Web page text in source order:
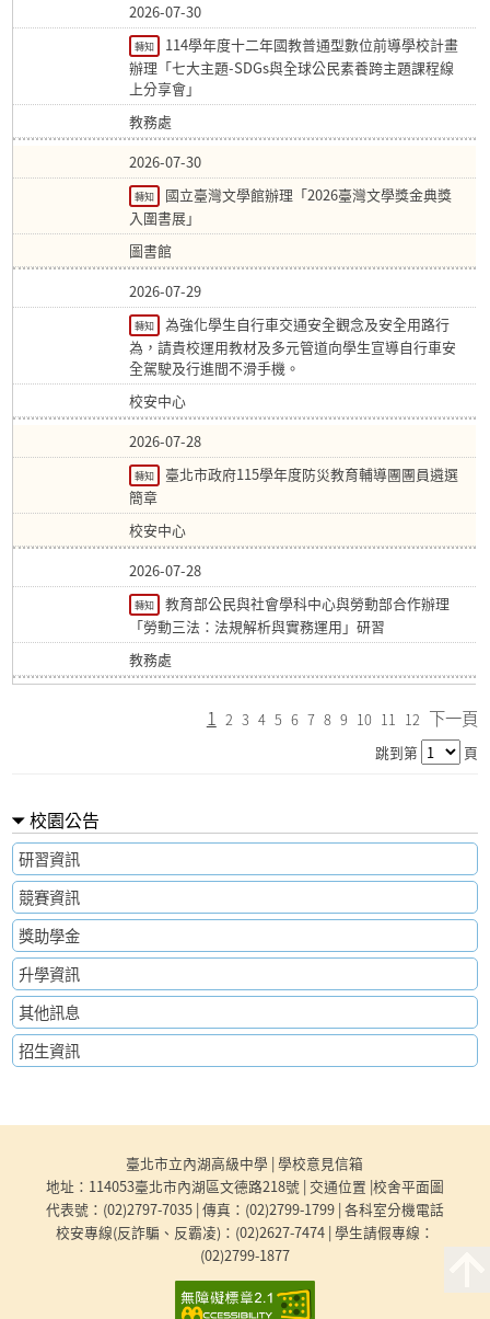
2026-07-30
轉知
114學年度十二年國教普通型數位前導學校計畫
辦理「七大主題-SDGs與全球公民素養跨主題課程線
上分享會」
教務處
2026-07-30
轉知
國立臺灣文學館辦理「2026臺灣文學獎金典獎
入圍書展」
圖書館
2026-07-29
轉知
為強化學生自行車交通安全觀念及安全用路行
為，請貴校運用教材及多元管道向學生宣導自行車安
全駕駛及行進間不滑手機。
校安中心
2026-07-28
轉知
臺北市政府115學年度防災教育輔導團團員遴選
簡章
校安中心
2026-07-28
轉知
教育部公民與社會學科中心與勞動部合作辦理
「勞動三法：法規解析與實務運用」研習
教務處
1 2 3 4 5 6 7 8 9 10 11 12 下一頁
跳到第 頁
校園公告
研習資訊
競賽資訊
獎助學金
升學資訊
其他訊息
招生資訊
臺北市立內湖高級中學 |學校意見信箱
地址：114053臺北市內湖區文德路218號 | 交通位置 |校舍平面圖
代表號： (02)2797-7035| 傳真：(02)2799-1799 | 各科室分機電話
校安專線(反詐騙、反霸凌)： (02)2627-7474| 學生請假專線：
(02)2799-1877